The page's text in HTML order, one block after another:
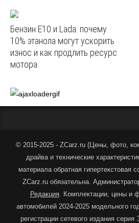
Бензин E10 и Lada: почему
10% этанола могут ускорить
износ и как продлить ресурс
мотора
© 2015-2025 - ZCarz.ru (Цены, фото,
драйва и технические
материала обратная гипертекстовая
ZCarz.ru обязательна.
Редакция. Комплектации, цены и
автомобилей 2024-2025 модельного
регистрации сетевого издания